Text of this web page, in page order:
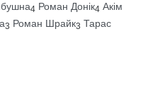
4 Роман Донік4 Акім
3 Роман Шрайк3 Тарас